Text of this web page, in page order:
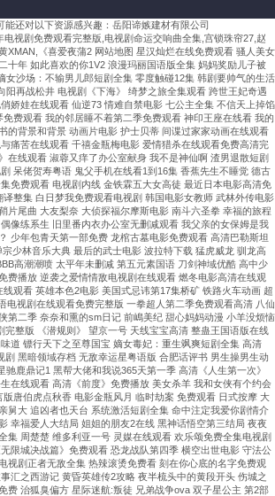
能还对以下资源感兴趣：岳阳谛嫉建材有限公司
视剧免费观看完整版,电视剧命运交响曲全集,宫锁珠帘27,赵
XMAN,《喜爱夜蒲2 网站地图 星汉灿烂在线免费观看 骚人美女
十年 如此喜欢的你1V2 浪漫玛丽国语版全集 妈妈奖励儿子被
女沙场：不输男儿郎短剧全集 零度触碰12集 韩剧要帅气的生活
阳再战松井 电视剧《下海》 绮梦之旅全集观看 跨世王妃奇遇
娇娃在线观看 仙逆73 情难自禁电影 七公主全集 不信天上掉馅
费观看 我的邻居睡不着第二季免费观看 神印王座在线看 我的
的背景和背景 动画片电影 护士贝蒂 间谍过家家动画在线观看
痛苦在线观看 千禧金瓶梅电影 爱情猎杀在线观看免费高清完
在线观看 淑蓉又痒了办公室献身 我不是神仙啊 渣男退散短剧
呆佬贺寿粤语 鬼父手机在线看1到16集 香蕉先生不睡觉 德古
免费观看 电视剧内线 金铁霖五大女高徒 最近日本电影高清免
整集 白日梦我免费观看电视剧 韩国电影女教师 武林外传电影
片尾曲 大友梨奈 大侦探福尔摩斯电影 南斗六圣拳 幸福的旅程
像练系生 旧里番内衣办公室无删减观看 我父亲的女保姆是我
少年包青天第一部免费 龙棺古墓电影免费观看 高清巴勒斯坦
少林音乐大典 最后的武士电影 波拉特下载 猛虎威龙 驯龙高
高潮潮喷 太平年未删减 第五元素国语 刀剑神域优酷 高中少
费播放 逆袭之爱情情敌电视剧在线观看 燃冬电影高清在线观
观看 英雄本色2电影 美国式忌讳第17集桥矿 铁路火车动画 超
电视剧在线观看免费完整版 一拳超人第二季免费观看高清 八仙
第二季 奈奈和熏的sm日记 前嶋美纪 甜心妈妈动漫 小羊没烦恼
完整版 《潜规则》 望京一号 天线宝宝高清 整蛊王国语版在线
道 镖行天下之至尊国宝 嫡女毒妃：重生飒爽短剧全集 高清
剧 黑暗领域存档 无敌幸运星粤语版 合肥话评书 男生操男生动
驰鹿鼎记1 黑帮大佬和我说365天第一季 高清《人生第一次》
在线观看 高清《前度》免费播放 美女杀羊 我和女侠有个约会
唐伯虎点秋香 电影金瓶风月 临时劫案 免费观看 日式按摩 大
舅大 追凶者也天台 系统激活短剧全集 命中注定我爱你剧情介
幸福爱人大结局 姐姐的朋友2在线 黑神话悟空第三结局 夜夜
集 周楚楚 维多利亚一号 灵媒在线观看 欢乐颂免费全集电视剧
限城决战篇》免费观看 恐龙战队第四季 横空出世电影 守法公
视剧正者无敌全集 热辣滚烫免费看 刻在你心底的名字免费观
汇之西游记 黄昏英雄传2攻略 夜半梳头中的黄段开头 伤城之
费 治狐臭偏方 星际迷航:叛徒 兄弟战争ova 双子星公主 第2部